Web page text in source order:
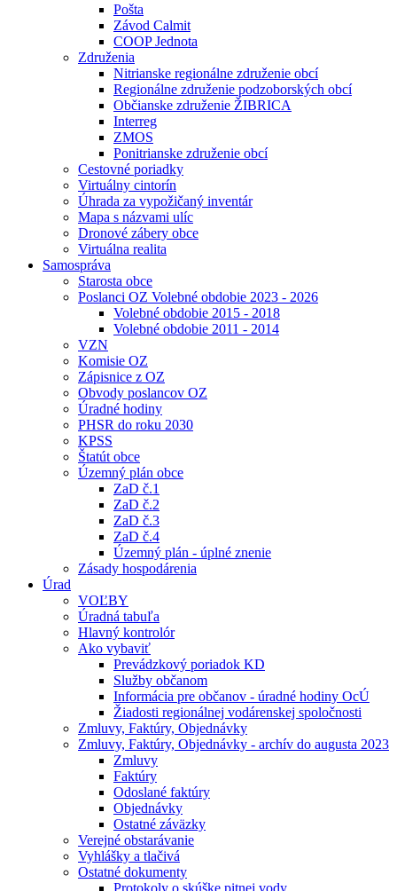
Pošta
Závod Calmit
COOP Jednota
Združenia
Nitrianske regionálne združenie obcí
Regionálne združenie podzoborských obcí
Občianske združenie ŽIBRICA
Interreg
ZMOS
Ponitrianske združenie obcí
Cestovné poriadky
Virtuálny cintorín
Úhrada za vypožičaný inventár
Mapa s názvami ulíc
Dronové zábery obce
Virtuálna realita
Samospráva
Starosta obce
Poslanci OZ Volebné obdobie 2023 - 2026
Volebné obdobie 2015 - 2018
Volebné obdobie 2011 - 2014
VZN
Komisie OZ
Zápisnice z OZ
Obvody poslancov OZ
Úradné hodiny
PHSR do roku 2030
KPSS
Štatút obce
Územný plán obce
ZaD č.1
ZaD č.2
ZaD č.3
ZaD č.4
Územný plán - úplné znenie
Zásady hospodárenia
Úrad
VOĽBY
Úradná tabuľa
Hlavný kontrolór
Ako vybaviť
Prevádzkový poriadok KD
Služby občanom
Informácia pre občanov - úradné hodiny OcÚ
Žiadosti regionálnej vodárenskej spoločnosti
Zmluvy, Faktúry, Objednávky
Zmluvy, Faktúry, Objednávky - archív do augusta 2023
Zmluvy
Faktúry
Odoslané faktúry
Objednávky
Ostatné záväzky
Verejné obstarávanie
Vyhlášky a tlačivá
Ostatné dokumenty
Protokoly o skúške pitnej vody